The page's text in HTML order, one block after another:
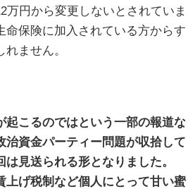
万円から変更しないとされていま
命保険に加入されている方からす
ません。
起こるのではという一部の報道な
治資金パーティー問題が収拾して
見送られる形となりました。
上げ税制など個人にとって甘い蜜